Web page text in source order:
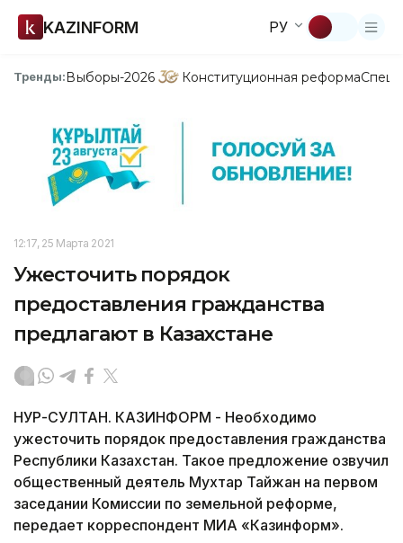
KAZINFORM РУ
Тренды:Выборы-2026 Конституционная реформа
12:17, 25 Марта 2021
Ужесточить порядок
предоставления гражданства
предлагают в Казахстане
НУР-СУЛТАН. КАЗИНФОРМ - Необходимо
ужесточить порядок предоставления гражданства
Республики Казахстан. Такое предложение озвучил
общественный деятель Мухтар Тайжан на первом
заседании Комиссии по земельной реформе,
передает корреспондент МИА «Казинформ».